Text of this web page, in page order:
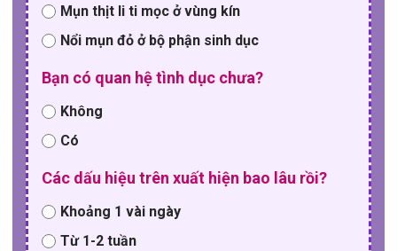
Mụn thịt li ti mọc ở vùng kín
Nổi mụn đỏ ở bộ phận sinh dục
Bạn có quan hệ tình dục chưa?
Không
Có
Các dấu hiệu trên xuất hiện bao lâu rồi?
Khoảng 1 vài ngày
Từ 1-2 tuần